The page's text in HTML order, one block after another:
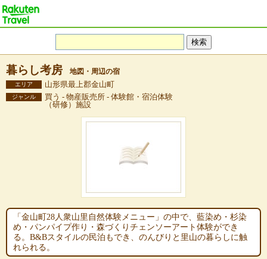
暮らし考房 地図・周辺の宿
エリア 山形県最上郡金山町
ジャンル
買う - 物産販売所 - 体験館・宿泊体験
（研修）施設
「金山町28人衆山里自然体験メニュー」の中で、藍染め・杉染
め・パンパイプ作り・森づくりチェンソーアート体験ができ
る。B&Bスタイルの民泊もでき、のんびりと里山の暮らしに触
れられる。